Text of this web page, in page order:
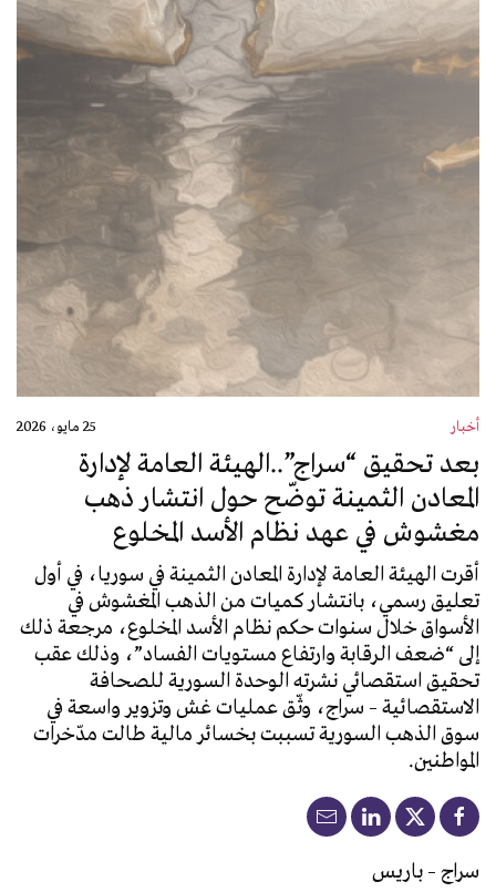
أخبار 25 مايو، 2026
بعد تحقيق “سراج”..الهيئة العامة لإدارة
المعادن الثمينة توضّح حول انتشار ذهب
مغشوش في عهد نظام الأسد المخلوع
أقرت الهيئة العامة لإدارة المعادن الثمينة في سوريا، في أول
تعليق رسمي، بانتشار كميات من الذهب المغشوش في
الأسواق خلال سنوات حكم نظام الأسد المخلوع، مرجعة ذلك
إلى “ضعف الرقابة وارتفاع مستويات الفساد”، وذلك عقب
تحقيق استقصائي نشرته الوحدة السورية للصحافة
الاستقصائية – سراج، وثّق عمليات غش وتزوير واسعة في
سوق الذهب السورية تسببت بخسائر مالية طالت مدّخرات
المواطنين.
سراج – باريس